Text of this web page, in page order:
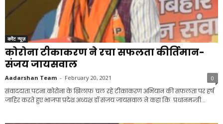
करेंट न्यूज़
कोरोना टीकाकरण ने रचा सफलता कीर्तिमान-
संजय जायसवाल
Aadarshan Team - February 20, 2021 0
संवाददाता.पटना.कोरोना के खिलाफ चल रहे टीकाकरण अभियान की सफलता पर हर्ष
जाहिर करते हुए भाजपा प्रदेश अध्यक्ष डॉ संजय जायसवाल ने कहा कि प्रधानमन्त्री...